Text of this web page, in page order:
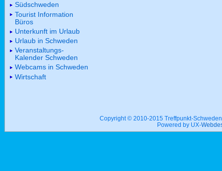
Südschweden
Tourist Information
Büros
Unterkunft im Urlaub
Urlaub in Schweden
Veranstaltungs-
Kalender Schweden
Webcams in Schweden
Wirtschaft
Copyright © 2010-2015 Treffpunkt-
Powered by UX-